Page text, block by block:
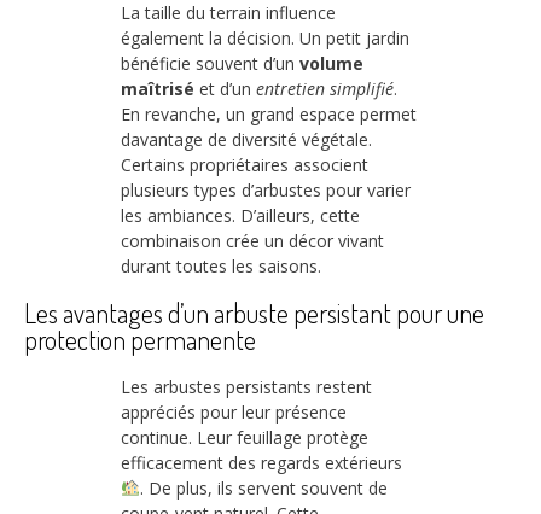
La taille du terrain influence
également la décision. Un petit jardin
bénéficie souvent d’un volume
maîtrisé et d’un entretien simplifié.
En revanche, un grand espace permet
davantage de diversité végétale.
Certains propriétaires associent
plusieurs types d’arbustes pour varier
les ambiances. D’ailleurs, cette
combinaison crée un décor vivant
durant toutes les saisons.
Les avantages d’un arbuste persistant pour une
protection permanente
Les arbustes persistants restent
appréciés pour leur présence
continue. Leur feuillage protège
efficacement des regards extérieurs
. De plus, ils servent souvent de